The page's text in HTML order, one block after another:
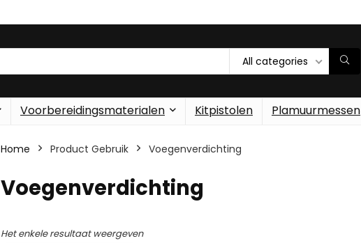
All categories
Voorbereidingsmaterialen Kitpistolen Plamuurmessen
Home Product Gebruik ‎Voegenverdichting
‎Voegenverdichting
Het enkele resultaat weergeven